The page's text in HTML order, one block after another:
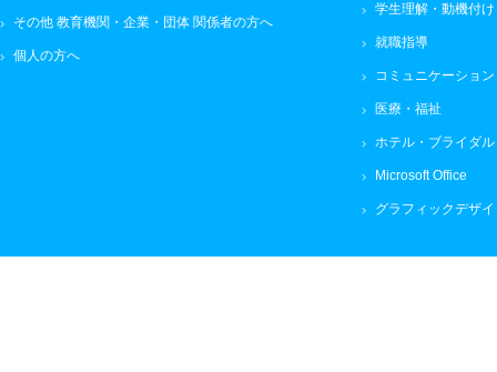
その他 教育機関・企業・団体 関係者の方へ
個人の方へ
学生理解・動機付け
就職指導
コミュニケーション
医療・福祉
ホテル・ブライダル
Microsoft Office
グラフィックデザ